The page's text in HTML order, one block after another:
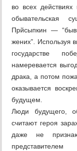
во всех
обывательская
Прйсыпкин —
жених”. Используя
государстве
намеревается
драка, а потом
оказывается
будущем.
Люди будущего,
считают героя
даже не